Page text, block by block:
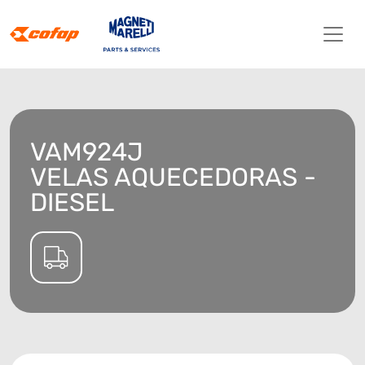
VAM924J
VELAS AQUECEDORAS -
DIESEL